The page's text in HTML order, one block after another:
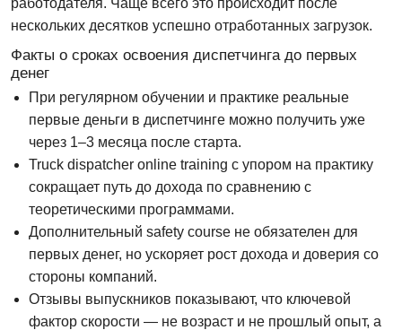
нескольких десятков успешно отработанных загрузок.
Факты о сроках освоения диспетчинга до первых
денег
При регулярном обучении и практике реальные
первые деньги в диспетчинге можно получить уже
через 1–3 месяца после старта.
Truck dispatcher online training с упором на практику
сокращает путь до дохода по сравнению с
теоретическими программами.
Дополнительный safety course не обязателен для
первых денег, но ускоряет рост дохода и доверия со
стороны компаний.
Отзывы выпускников показывают, что ключевой
фактор скорости — не возраст и не прошлый опыт, а